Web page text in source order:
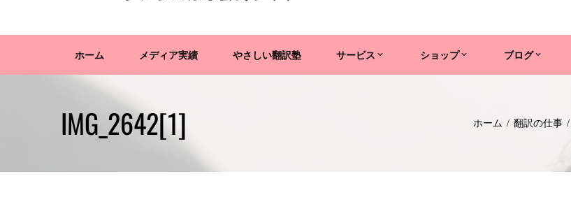
ホーム メディア実績 やさしい翻訳塾 サービス ショップ ブログ
IMG_2642[1] ホーム 翻訳の仕事